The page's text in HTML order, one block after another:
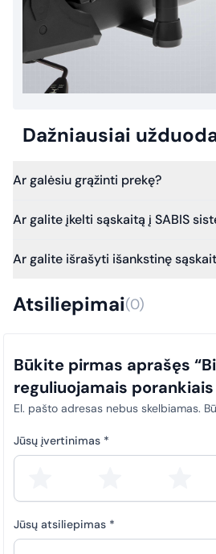
Dažniausiai
Ar galėsiu grąžinti prekę?
Bet jei praeis daugiau laiko – vis tiek
Ar galite įkelti sąskaitą į SABIS
Nuo 2025 m. sausio 1 d. visi viešosios
sistemą. Šis reikalavimas taikomas
užtikrinti skaidrumą ir tinkamą atitiktį
Ar galite išrašyti išankstinę
Atsiliepimai(0)
Būkite pirmas aprašęs
reguliuojamais
El. pašto adresas nebus skelbiamas.
Jūsų įvertinimas *
Jūsų atsiliepimas *